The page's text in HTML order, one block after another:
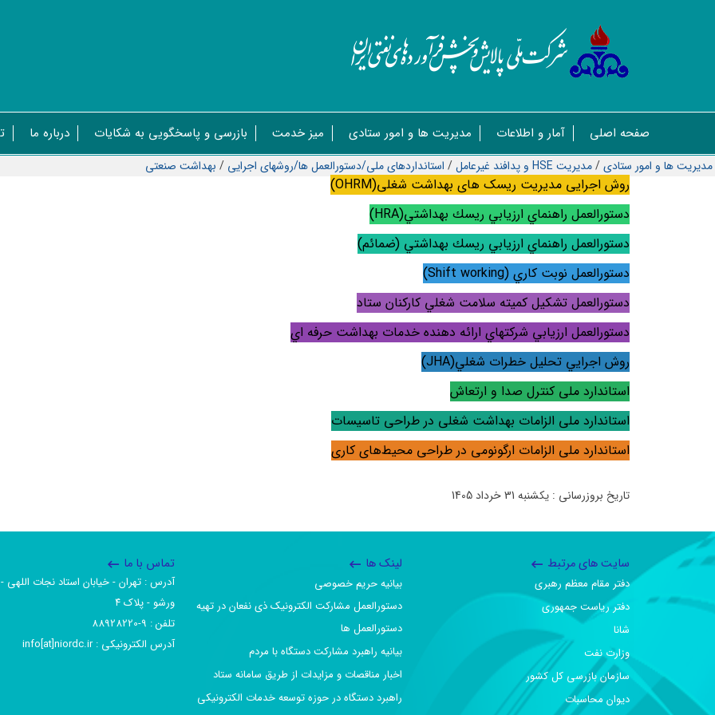
صفحه اصلی آمار و اطلاعات مدیریت ها و امور ستادی میز خدمت بازرسی و پاسخگویی به شکایات درباره ما
مدیریت ها و امور ستادی/مدیریت HSE و پدافند غیرعامل / استانداردهای ملی/دستورالعمل ها/روشهای اجرایی / بهداشت صنعتی
روش اجرایی مدیریت ریسک های بهداشت شغلی(OHRM
)
دستورالعمل راهنماي ارزيابي ريسك بهداشتي(HRA
)
دستورالعمل راهنماي ارزيابي ريسك بهداشتي (ضمائم)
دستورالعمل نوبت كاري (Shift working
)
دستورالعمل تشكيل كميته سلامت شغلي كاركنان ستاد
دستورالعمل ارزيابي شركتهاي ارائه دهنده خدمات بهداشت حرفه اي
روش اجرايي تحليل خطرات شغلي(JHA
)
استاندارد ملی کنترل صدا و ارتعاش
استاندارد ملی الزامات بهداشت شغلی در طراحی تاسیسات
استاندارد ملی الزامات ارگونومی در طراحی محیط‌های کاری
تاریخ بروزرسانی : یکشنبه 31 خرداد 1405
سایت های مرتبط
دفتر مقام معظم رهبری
دفتر ریاست جمهوری
شانا
وزارت نفت
سازمان بازرسی کل کشور
دیوان محاسبات
لینک ها
بیانیه حریم خصوصی
دستورالعمل مشارکت الکترونیک ذی نفعان در تهیه
دستورالعمل ها
بیانیه راهبرد مشارکت دستگاه با مردم
اخبار مناقصات و مزایدات از طریق سامانه ستاد
راهبرد دستگاه در حوزه توسعه خدمات الکترونیکی
تماس با ما
آدرس :‌ تهران - خیابان استاد نجات اللهی -
ورشو - پلاک ۴
تلفن :‌ 9-88928220
آدرس الکترونیکی :‌ info[at]niordc.ir